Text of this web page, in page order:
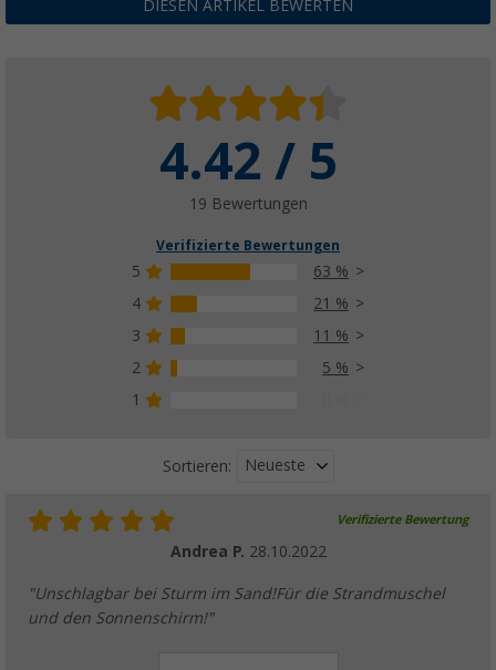
Berger Force Zelthammer mit
Berger Heringsauszieher
(100)
(Über
27, 99€UVP29,99 €
DIESEN ARTIKEL BEWERTEN
4.42 / 5
19 Bewertungen
Verifizierte Bewertungen
5
63 %
4
21 %
3
11 %
2
5 %
1
Sortieren: Neueste
Verifizierte Bewertung
Andrea P. 28.10.2022
"Unschlagbar bei Sturm im Sand!Für die Strandmuschel
und den Sonnenschirm!"